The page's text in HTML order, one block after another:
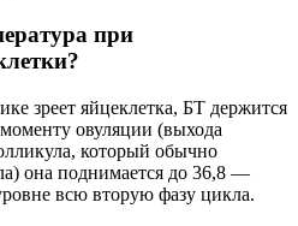
при
зреет яйцеклетка, БТ держится
овуляции (выхода
который обычно
она поднимается до 36,8 —
всю вторую фазу цикла.